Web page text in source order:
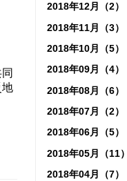
地
2018年12月（2）
2018年11月（3）
2018年10月（5）
2018年09月（4）
2018年08月（6）
2018年07月（2）
2018年06月（5）
2018年05月（11）
2018年04月（7）